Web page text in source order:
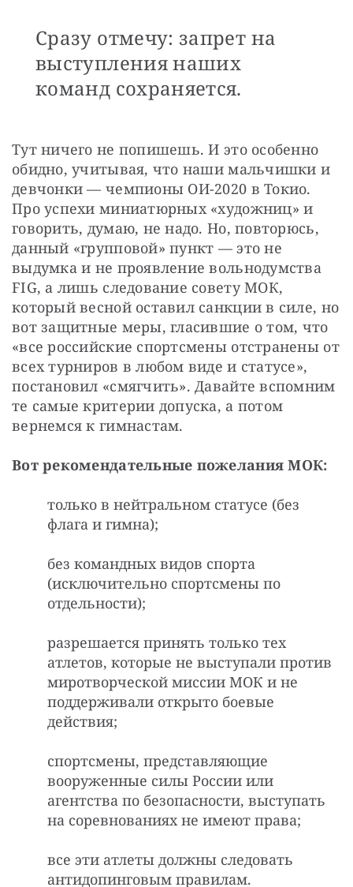
Сразу отмечу: запрет на
выступления наших
команд сохраняется.
Тут ничего не попишешь. И это особенно
обидно, учитывая, что наши мальчишки и
девчонки — чемпионы ОИ-2020 в Токио.
Про успехи миниатюрных «художниц» и
говорить, думаю, не надо. Но, повторюсь,
данный «групповой» пункт — это не
выдумка и не проявление вольнодумства
FIG, а лишь следование совету МОК,
который весной оставил санкции в силе, но
вот защитные меры, гласившие о том, что
«все российские спортсмены отстранены от
всех турниров в любом виде и статусе»,
постановил «смягчить». Давайте вспомним
те самые критерии допуска, а потом
вернемся к гимнастам.
Вот рекомендательные пожелания МОК:
только в нейтральном статусе (без
флага и гимна);
без командных видов спорта
(исключительно спортсмены по
отдельности);
разрешается принять только тех
атлетов, которые не выступали против
миротворческой миссии МОК и не
поддерживали открыто боевые
действия;
спортсмены, представляющие
вооруженные силы России или
агентства по безопасности, выступать
на соревнованиях не имеют права;
все эти атлеты должны следовать
антидопинговым правилам.